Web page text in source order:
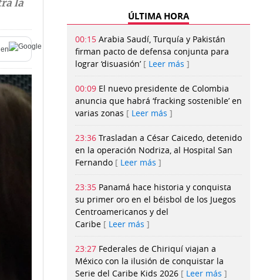
la
ÚLTIMA HORA
00:15 Arabia Saudí, Turquía y Pakistán
firman pacto de defensa conjunta para
lograr ‘disuasión’
Leer más
00:09 El nuevo presidente de Colombia
anuncia que habrá ‘fracking sostenible’ en
varias zonas
Leer más
23:36 Trasladan a César Caicedo, detenido
en la operación Nodriza, al Hospital San
Fernando
Leer más
23:35 Panamá hace historia y conquista
su primer oro en el béisbol de los Juegos
Centroamericanos y del
Caribe
Leer más
23:27 Federales de Chiriquí viajan a
México con la ilusión de conquistar la
Serie del Caribe Kids 2026
Leer más